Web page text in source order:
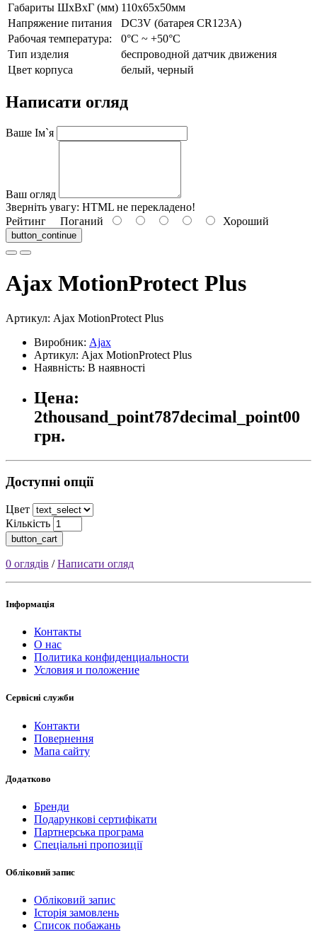
Габариты ШxВxГ (мм) 110х65х50мм
Напряжение питания
DC3V (батарея CR123A)
Рабочая температура:
0°C ~ +50°C
Тип изделия
беспроводной датчик движения
Цвет корпуса
белый, черный
Написати огляд
Ваше Ім`я
Ваш огляд
Зверніть увагу: HTML не перекладено!
Рейтинг Поганий Хороший
button_continue
Ajax MotionProtect Plus
Артикул: Ajax MotionProtect Plus
Виробник: Ajax
Артикул: Ajax MotionProtect Plus
Наявність: В наявності
Цена:
2thousand_point787decimal_point00
грн.
Доступні опції
Цвет
Кількість
button_cart
0 оглядів /Написати огляд
Інформація
Контакты
О нас
Политика конфиденциальности
Условия и положение
Сервісні служби
Контакти
Повернення
Мапа сайту
Додатково
Бренди
Подарункові сертифікати
Партнерська програма
Спеціальні пропозиції
Обліковий запис
Обліковий запис
Історія замовлень
Список побажань